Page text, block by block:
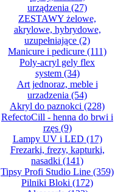
urządzenia (27)
ZESTAWY żelowe,
akrylowe, hybrydowe,
uzupełniające (2)
Manicure i pedicure (111)
Poly-acryl gely flex
system(34)
Art jednoraz, meble i
urzadzenia (54)
Akryl do paznokci (228)
RefectoCill - henna do brwi i
rzęs(9)
Lampy UV i LED (17)
Frezarki, frezy, kapturki,
nasadki (141)
Tipsy Profi Studio Line (359)
Pilniki Bloki (172)